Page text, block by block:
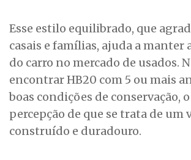
Esse estilo equilibrado, que
casais e famílias, ajuda a manter
do carro no mercado de usados.
encontrar HB20 com 5 ou mais
boas condições de conservação,
percepção de que se trata de um
construído e duradouro.